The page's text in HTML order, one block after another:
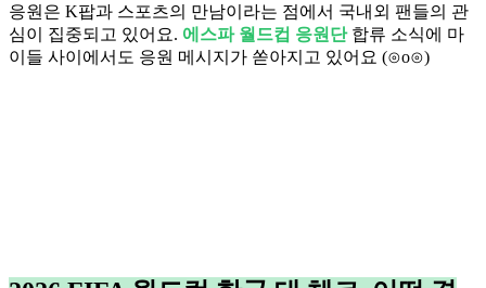
응원은 K팝과 스포츠의 만남이라는 점에서 국내외 팬들의 관
심이 집중되고 있어요. 에스파 월드컵 응원단합류 소식에 마
이들 사이에서도 응원 메시지가 쏟아지고 있어요 (⊙o⊙)